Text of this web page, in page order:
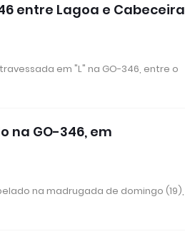
entre Lagoa e Cabeceira
em "L" na GO-346, entre o
na GO-346, em
na madrugada de domingo (19),